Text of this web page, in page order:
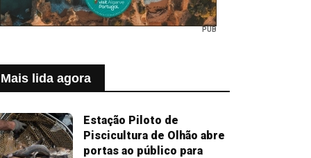
PUB
Mais lida agora
Estação Piloto de
Piscicultura de Olhão abre
portas ao público para